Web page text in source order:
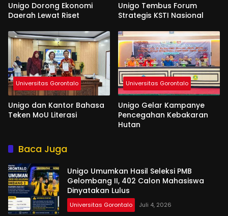
Unigo Dorong Ekonomi
Daerah Lewat Riset
Unigo Tembus Forum
Strategis KSTI Nasional
Universitas Gorontalo
Unigo dan Kantor Bahasa
Teken MoU Literasi
Universitas Gorontalo
Unigo Gelar Kampanye
Pencegahan Kebakaran
Hutan
Baca Juga
Unigo Umumkan Hasil Seleksi PMB
Gelombang II, 402 Calon Mahasiswa
Dinyatakan Lulus
Universitas Gorontalo Juli 4, 2026